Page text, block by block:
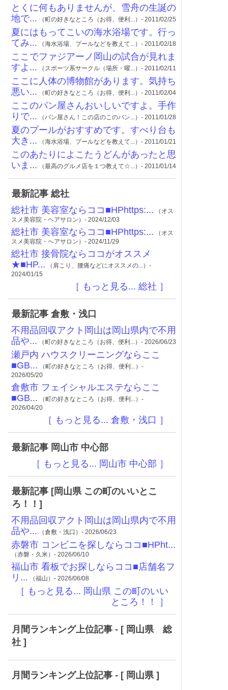
とくに何もありませんが、雪舟の生誕の
地で... （町の好きなところ（お得、便利...）- 2011/02/25
夏にはもってこいの海水浴場です。行っ
てみ... （海水浴場、プールなどを教えて...）- 2011/02/18
ここでファジアーノ岡山の試合が見れま
すよ... （スポーツ系サークル（場所・曜...）- 2011/02/11
ここに人体の博物館があります。気持ち
悪い... （町の好きなところ（お得、便利...）- 2011/02/04
ここのパン屋さんおいしいですよ。手作
りで... （パン屋さん！この店のこのパン...）- 2011/01/28
夏のプールがおすすめです。すべり台も
大き... （海水浴場、プールなどを教えて...）- 2011/01/21
このあたりによこたうどんがあったと思
いま... （最高のグルメ店を１つ教えて☆...）- 2011/01/14
最新記事 総社
総社市 美容室ならココ■HPhttps:... （オス
スメ美容院・ヘアサロン）- 2024/12/03
総社市 美容室ならココ■HPhttps:... （オス
スメ美容院・ヘアサロン）- 2024/11/29
総社市 接骨院ならココがオススメ
★■HP... （肩こり、腰痛などにオススメの...）-
2024/01/15
［ もっと見る... 総社 ］
最新記事 倉敷・浅口
不用品回収アクト岡山は岡山県内で不用
品や... （町の好きなところ（お得、便利...）- 2026/06/23
瀬戸内 ハウスクリーニングならここ
■GB... （町の好きなところ（お得、便利...）-
2026/05/20
倉敷市 フェイシャルエステならここ
■GB... （町の好きなところ（お得、便利...）-
2026/04/20
［ もっと見る... 倉敷・浅口 ］
最新記事 岡山市 中心部
［ もっと見る... 岡山市 中心部 ］
最新記事 [岡山県 この町のいいとこ
ろ！！]
不用品回収アクト岡山は岡山県内で不用
品や... （倉敷・浅口）- 2026/06/23
赤磐市 コンビニを探しならココ■HPht...
（赤磐・久米）- 2026/06/10
福山市 看板でお探しならココ■店舗名フ
リ... （福山）- 2026/06/08
［ もっと見る... 岡山県 この町のいい
ところ！！ ］
月間ランキング上位記事 - [ 岡山県 総
社 ]
月間ランキング上位記事 - [ 岡山県 ]